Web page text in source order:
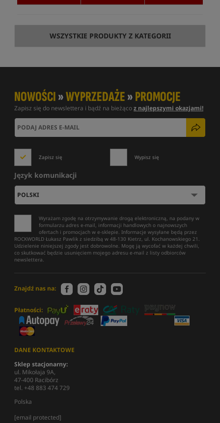
WSZYSTKIE PRODUKTY Z KATEGORII
NOWOŚCI»WYPRZEDAŻE»PROMOCJE
Zapisz się do newslettera i bądź na bieżącoz najlepszymi okazjami!
Zapisz się Wypisz się
Język komunikacji
Wyrażam zgodę na otrzymywanie drogą elektroniczną, na podany w
formularzu adres e-mail, informacji handlowych o najnowszych
ofertach i promocjach w e-sklepie. Informacje wysyłane będą przez
ROCKWORLD Łukasz Pawlik z siedzibą w 48-130 Kietrz, ul. Kochanowskiego 21.
Udzielenie niniejszej zgody jest dobrowolne. Mogę ją wycofać w każdej chwili,
co skutkować będzie usunięciem mojego adresu e-mail z listy odbiorców
newslettera.
Znajdź nas na:
Płatności:
DANE KONTAKTOWE
Sklep stacjonarny:
ul. Mikołaja 9A,
47-400 Racibórz
tel. +48 883 474 729
Polska
[email protected]